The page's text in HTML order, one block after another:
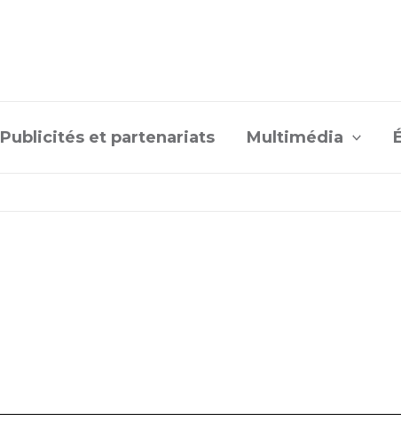
Publicités et partenariats Multimédia